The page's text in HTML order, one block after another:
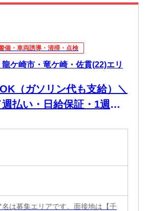
備・車両誘導・清掃・点検
ケ崎市・竜ケ崎・佐貫(22)エリ
（ガソリン代も支給）＼
払い・日給保証・1週間
は募集エリアです。面接地は【千